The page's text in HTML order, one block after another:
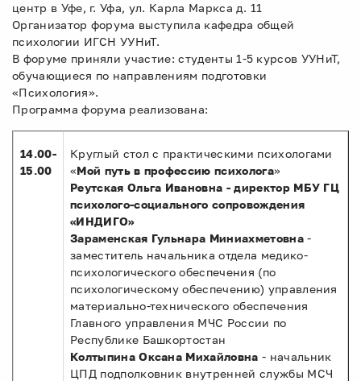
центр в Уфе, г. Уфа, ул. Карла Маркса д. 11
Организатор форума выступила кафедра общей
психологии ИГСН УУНиТ.
В форуме приняли участие: студенты 1-5 курсов УУНиТ,
обучающиеся по направлениям подготовки
«Психология».
Программа форума реализована:
14.00-
15.00
Круглый стол с практическими психологами
«Мой путь в профессию психолога»
Реутская Ольга Ивановна - директор МБУ ГЦ
психолого-социального сопровождения
«ИНДИГО»
Зараменская Гульнара Миниахметовна-
заместитель начальника отдела медико-
психологического обеспечения (по
психологическому обеспечению) управления
материально-технического обеспечения
Главного управления МЧС России по
Республике Башкортостан
Колтыпина Оксана Михайловна - начальник
ЦПД подполковник внутренней службы МСЧ